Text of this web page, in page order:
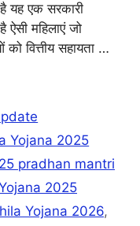
यह एक सरकारी
महिलाएं जो
वित्तीय सहायता …
Yojana 2025
pradhan mantri
2025
Yojana 2026,